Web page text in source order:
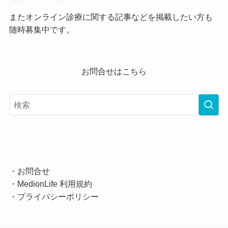
またオンライン診療に関する記事などを掲載したい方も
随時募集中です。
お問合せはこちら
・ お問合せ
・ MedionLife 利用規約
・ プライバシーポリシー